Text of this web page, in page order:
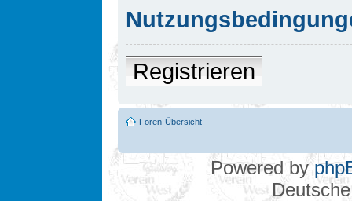
Registrieren
Foren-Übersicht
Powered by